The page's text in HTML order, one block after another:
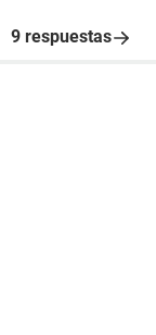
9 respuestas